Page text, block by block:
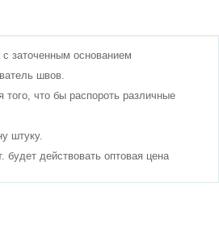
заточенным основанием
швов.
того, что бы распороть различные
штуку.
будет действовать оптовая цена